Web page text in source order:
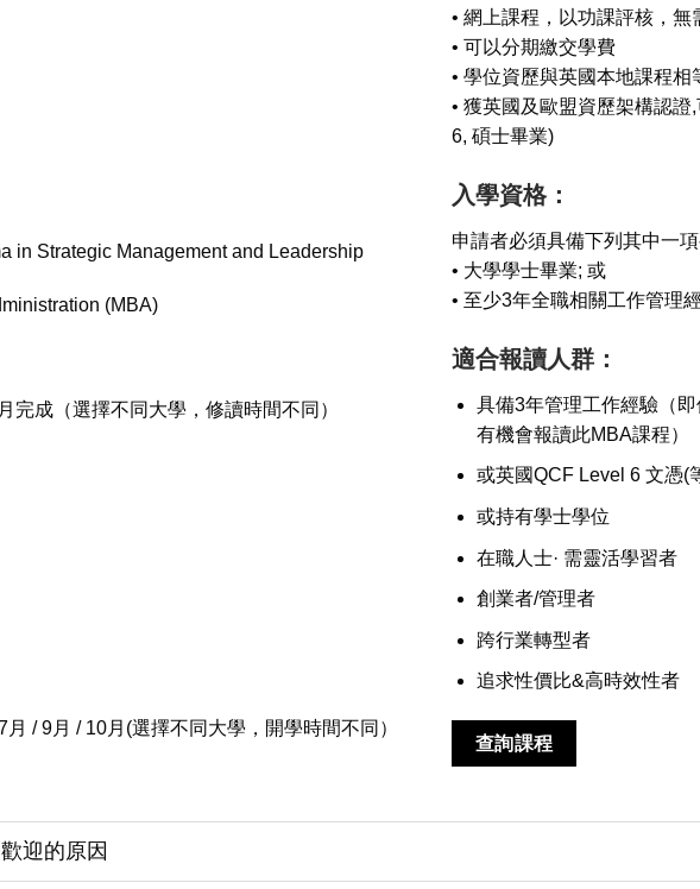
in Strategic Management and Leadership
(MBA)
完成（選擇不同大學，修讀時間不同）
/ 9月 / 10月(選擇不同大學，開學時間不同）
• 網上課程，以功課評核，無
• 可以分期繳交學費
• 學位資歷與英國本地課程相
• 獲英國及歐盟資歷架構認
6, 碩士畢業)
入學資格：
申請者必須具備下列其中一
• 大學學士畢業; 或
• 至少3年全職相關工作管理
適合報讀人群：
具備3年管理工作經驗（
有機會報讀此MBA課程）
或英國QCF Level 6 文憑(
或持有學士學位
在職人士· 需靈活學習者
創業者/管理者
跨行業轉型者
追求性價比&高時效性者
查詢課程
迎的原因